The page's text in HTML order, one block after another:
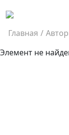
Главная /
Элемент не